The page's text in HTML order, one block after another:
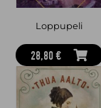
Loppupeli
28,80 €